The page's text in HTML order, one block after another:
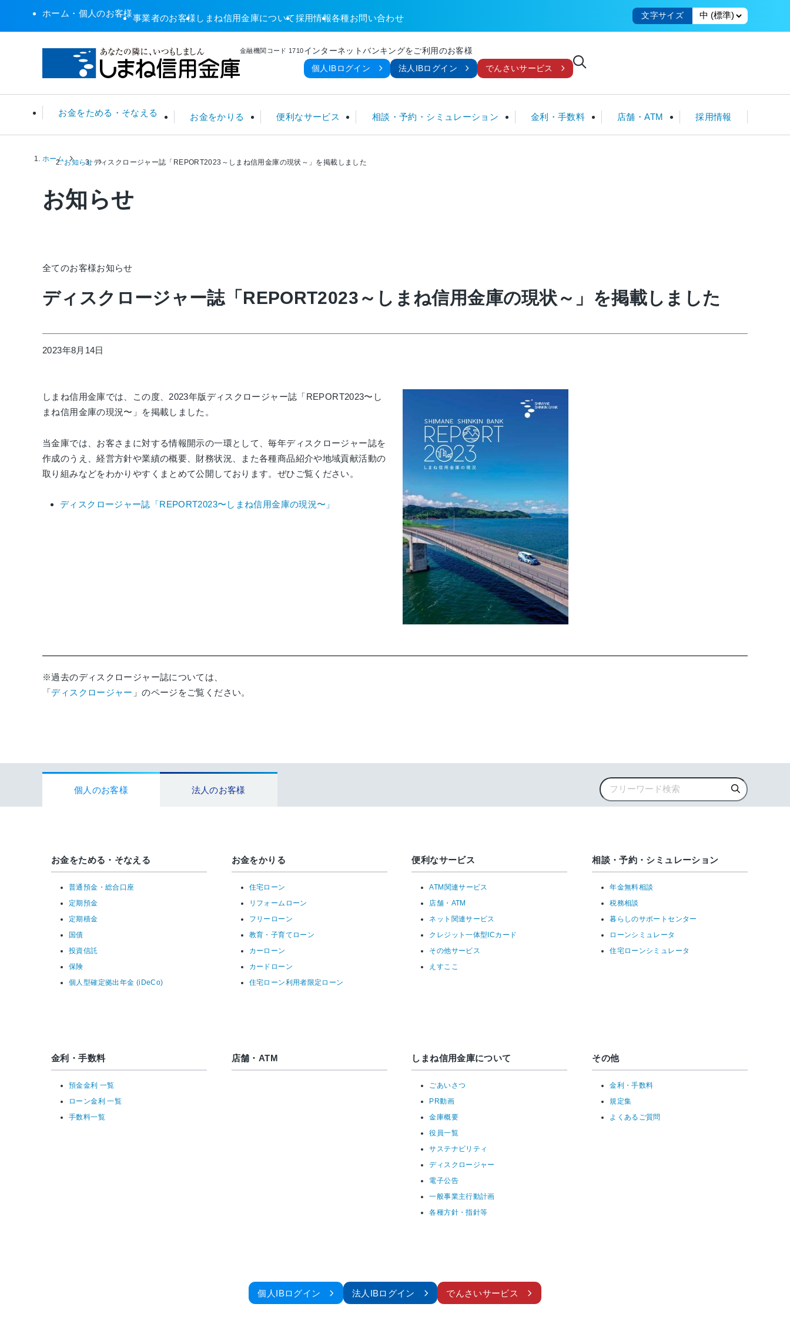
ホーム・個人のお客様事業者のお客様 しまね信用金庫について採用情報各種お問い合わせ 文字サイズ
金融機関コード 1710インターネットバンキングをご利用のお客様
個人IBログイン
法人IBログイン でんさいサービス
お金をためる・そなえる
普通預金・総合口座 定期預金
投資信託
お金をかりる
住宅ローン リフォームローン
カーローン
便利なサービス
ATM関連サービス 店舗・ATM
その他サービス
相談・予約・シミュレーション
年金無料相談 税務相談
住宅ローンシミュレータ
金利・手数料
預金金利 一覧 ローン金利 一覧
店舗・ATM 採用情報
ホームお知らせディスクロージャー誌「REPORT2023～しまね信用金庫の現状～」を掲載しました
お知らせ
全てのお客様お知らせ
ディスクロージャー誌「REPORT2023～しまね信用金庫の現状～」を掲載しました
2023年8月14日
しまね信用金庫では、この度、2023年版ディスクロージャー誌「REPORT2023〜し
まね信用金庫の現況〜」を掲載しました。
当金庫では、お客さまに対する情報開示の一環として、毎年ディスクロージャー誌を
作成のうえ、経営方針や業績の概要、財務状況、また各種商品紹介や地域貢献活動の
取り組みなどをわかりやすくまとめて公開しております。ぜひご覧ください。
ディスクロージャー誌「REPORT2023〜しまね信用金庫の現況〜」
※過去のディスクロージャー誌については、
「ディスクロージャー 」のページをご覧ください。
個人のお客様 法人のお客様
お金をためる・そなえる
普通預金・総合口座
定期預金
定期積金
国債
投資信託
保険
個人型確定拠出年金 (iDeCo)
お金をかりる
住宅ローン
リフォームローン
フリーローン
教育・子育てローン
カーローン
カードローン
住宅ローン利用者限定ローン
便利なサービス
ATM関連サービス
店舗・ATM
ネット関連サービス
クレジット一体型ICカード
その他サービス
えすここ
相談・予約・シミュレーション
年金無料相談
税務相談
暮らしのサポートセンター
ローンシミュレータ
住宅ローンシミュレータ
金利・手数料
預金金利 一覧
ローン金利 一覧
手数料一覧
店舗・ATM しまね信用金庫について
ごあいさつ
PR動画
金庫概要
役員一覧
サステナビリティ
ディスクロージャー
電子公告
一般事業主行動計画
各種方針・指針等
その他
金利・手数料
規定集
よくあるご質問
個人IBログイン 法人IBログイン でんさいサービス